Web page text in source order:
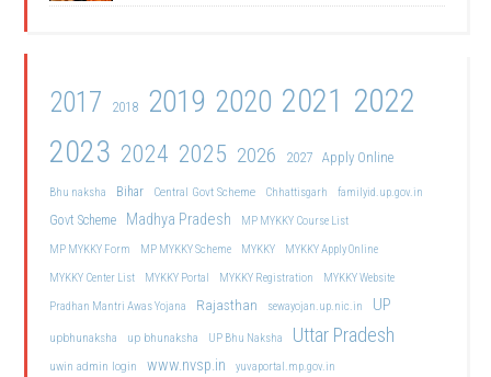
2017 2018 2019 2020 2021 2022
2023 2024 2025 2026 2027 Apply Online
Bhu naksha Bihar Central Govt Scheme Chhattisgarh familyid.up.gov.in
Govt Scheme Madhya Pradesh
MP MYKKY Course List
MP MYKKY Form
MP MYKKY Scheme MYKKY
MYKKY Apply Online
MYKKY Center List
MYKKY Portal MYKKY Registration
MYKKY Website
Pradhan Mantri Awas Yojana
Rajasthan sewayojan.up.nic.in UP
upbhunaksha up bhunaksha UP Bhu Naksha Uttar Pradesh
uwin admin login www.nvsp.in
yuvaportal.mp.gov.in